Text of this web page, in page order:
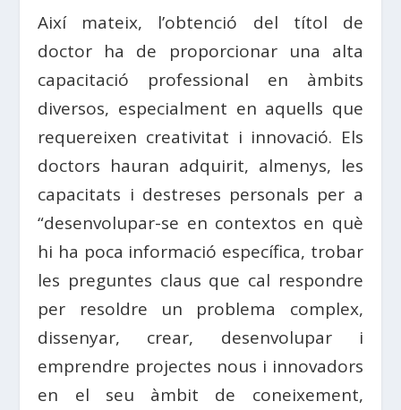
Així mateix, l’obtenció del títol de
doctor ha de proporcionar una alta
capacitació professional en àmbits
diversos, especialment en aquells que
requereixen creativitat i innovació. Els
doctors hauran adquirit, almenys, les
capacitats i destreses personals per a
“desenvolupar-se en contextos en què
hi ha poca informació específica, trobar
les preguntes claus que cal respondre
per resoldre un problema complex,
dissenyar, crear, desenvolupar i
emprendre projectes nous i innovadors
en el seu àmbit de coneixement,